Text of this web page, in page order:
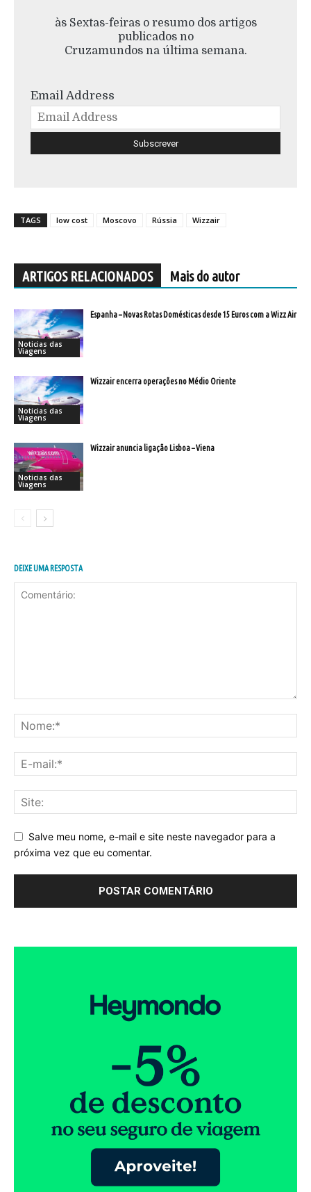
às Sextas-feiras o resumo dos artigos
publicados no
Cruzamundos na última semana.
Email Address
TAGS low cost Moscovo Rússia Wizzair
ARTIGOS RELACIONADOS Mais do autor
Noticias das
Viagens
Espanha – Novas Rotas Domésticas desde 15 Euros com a Wizz Air
Noticias das
Viagens
Wizzair encerra operações no Médio Oriente
Noticias das
Viagens
Wizzair anuncia ligação Lisboa – Viena
DEIXE UMA RESPOSTA
Salve meu nome, e-mail e site neste navegador para a
próxima vez que eu comentar.